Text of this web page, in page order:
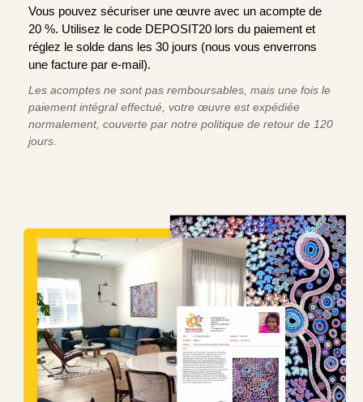
Vous pouvez sécuriser une œuvre avec un acompte de
20 %. Utilisez le code DEPOSIT20 lors du paiement et
réglez le solde dans les 30 jours (nous vous enverrons
une facture par e-mail).
Les acomptes ne sont pas remboursables, mais une fois le
paiement intégral effectué, votre œuvre est expédiée
normalement, couverte par notre politique de retour de 120
jours.